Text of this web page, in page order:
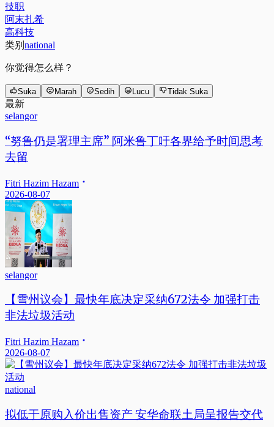
技职
阿末扎希
高科技
类别 national
你觉得怎么样？
Suka Marah Sedih Lucu Tidak Suka
最新
selangor
“努鲁仍是署理主席” 阿米鲁丁吁各界给予时间思考
去留
Fitri Hazim Hazam
2026-08-07
selangor
【雪州议会】最快年底决定采纳672法令 加强打击
非法垃圾活动
Fitri Hazim Hazam
2026-08-07
national
拟低于原购入价出售资产 安华命联土局呈报告交代